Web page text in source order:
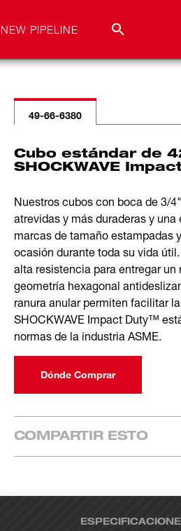
NEW PIPELINE
49-66-6380
Cubo estándar de
SHOCKWAVE
Nuestros cubos con boca de 3/
atrevidas y más duraderas y
marcas de tamaño estampadas
ocasión durante toda su vida
alta resistencia para entregar
geometría hexagonal
ranura anular permiten facilitar
SHOCKWAVE Impact Duty™
normas de la industria ASME.
Dónde Comprar
COMPARTIR ESTO